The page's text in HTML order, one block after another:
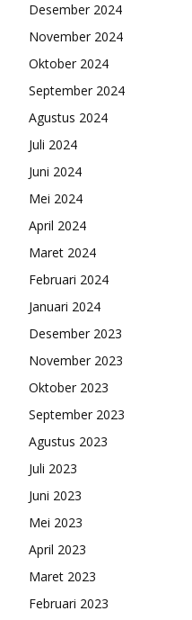
Desember 2024
November 2024
Oktober 2024
September 2024
Agustus 2024
Juli 2024
Juni 2024
Mei 2024
April 2024
Maret 2024
Februari 2024
Januari 2024
Desember 2023
November 2023
Oktober 2023
September 2023
Agustus 2023
Juli 2023
Juni 2023
Mei 2023
April 2023
Maret 2023
Februari 2023